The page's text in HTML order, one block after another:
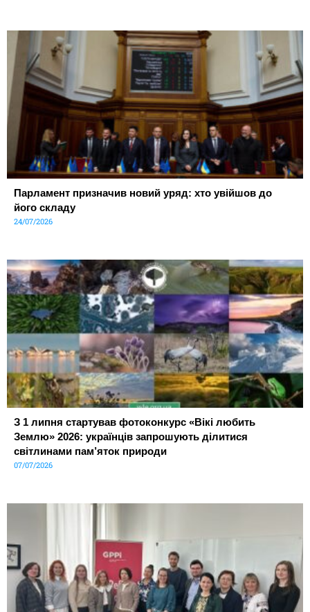
Парламент призначив новий уряд: хто увійшов до
його складу
24/07/2026
З 1 липня стартував фотоконкурс «Вікі любить
Землю» 2026: українців запрошують ділитися
світлинами пам’яток природи
07/07/2026